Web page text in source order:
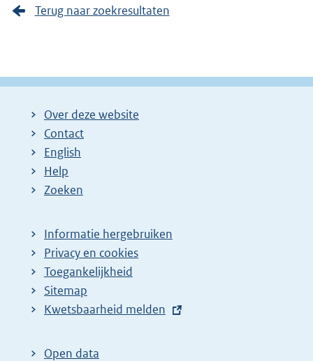
Terug naar zoekresultaten
Over deze website
Contact
English
Help
Zoeken
Informatie hergebruiken
Privacy en cookies
Toegankelijkheid
Sitemap
E
t
Kwetsbaarheid melden
Open data